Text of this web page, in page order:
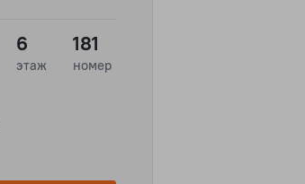
6
этаж
181
номер